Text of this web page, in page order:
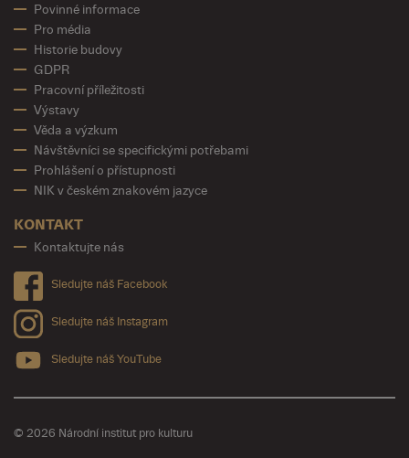
Povinné informace
Pro média
Historie budovy
GDPR
Pracovní příležitosti
Výstavy
Věda a výzkum
Návštěvníci se specifickými potřebami
Prohlášení o přístupnosti
NIK v českém znakovém jazyce
KONTAKT
Kontaktujte nás
Sledujte náš Facebook
Sledujte náš Instagram
Sledujte náš YouTube
© 2026 Národní institut pro kulturu